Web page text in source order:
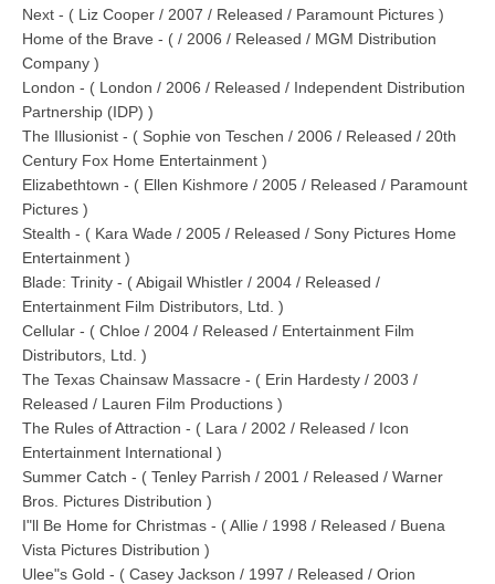
Next - ( Liz Cooper / 2007 / Released / Paramount Pictures )
Home of the Brave - ( / 2006 / Released / MGM Distribution
Company )
London - ( London / 2006 / Released / Independent Distribution
Partnership (IDP) )
The Illusionist - ( Sophie von Teschen / 2006 / Released / 20th
Century Fox Home Entertainment )
Elizabethtown - ( Ellen Kishmore / 2005 / Released / Paramount
Pictures )
Stealth - ( Kara Wade / 2005 / Released / Sony Pictures Home
Entertainment )
Blade: Trinity - ( Abigail Whistler / 2004 / Released /
Entertainment Film Distributors, Ltd. )
Cellular - ( Chloe / 2004 / Released / Entertainment Film
Distributors, Ltd. )
The Texas Chainsaw Massacre - ( Erin Hardesty / 2003 /
Released / Lauren Film Productions )
The Rules of Attraction - ( Lara / 2002 / Released / Icon
Entertainment International )
Summer Catch - ( Tenley Parrish / 2001 / Released / Warner
Bros. Pictures Distribution )
I"ll Be Home for Christmas - ( Allie / 1998 / Released / Buena
Vista Pictures Distribution )
Ulee"s Gold - ( Casey Jackson / 1997 / Released / Orion